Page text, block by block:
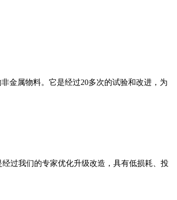
金属物料。它是经过20多次的试验和改进，为
过我们的专家优化升级改造，具有低损耗、投